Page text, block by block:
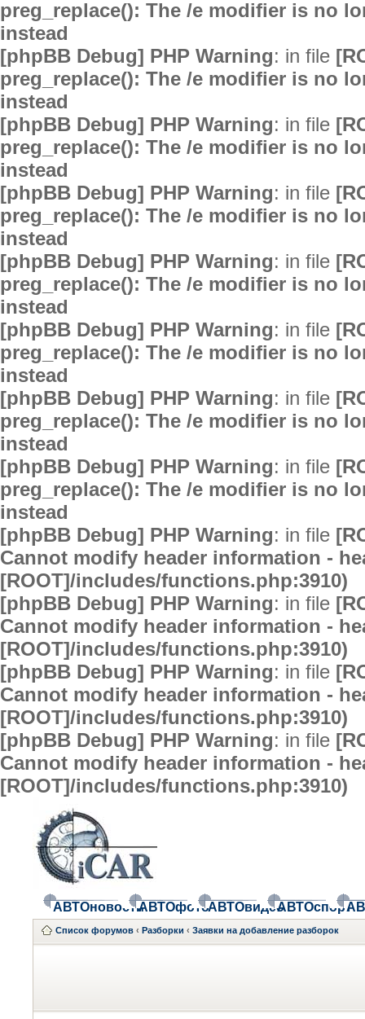
preg_replace(): The /e modifier is no
instead
[phpBB Debug] PHP Warning: in file
preg_replace(): The /e modifier is no
instead
[phpBB Debug] PHP Warning: in file
preg_replace(): The /e modifier is no
instead
[phpBB Debug] PHP Warning: in file
preg_replace(): The /e modifier is no
instead
[phpBB Debug] PHP Warning: in file
preg_replace(): The /e modifier is no
instead
[phpBB Debug] PHP Warning: in file
preg_replace(): The /e modifier is no
instead
[phpBB Debug] PHP Warning: in file
preg_replace(): The /e modifier is no
instead
[phpBB Debug] PHP Warning: in file
preg_replace(): The /e modifier is no
instead
[phpBB Debug] PHP Warning: in file
Cannot modify header information -
[ROOT]/includes/functions.php:3910)
[phpBB Debug] PHP Warning: in file
Cannot modify header information -
[ROOT]/includes/functions.php:3910)
[phpBB Debug] PHP Warning: in file
Cannot modify header information -
[ROOT]/includes/functions.php:3910)
[phpBB Debug] PHP Warning: in file
Cannot modify header information -
[ROOT]/includes/functions.php:3910)
АВТОновостиАВТОфотоАВТОвидеоАВТОспорт
Список форумов ‹ Разборки ‹ Заявки на добавление разборок